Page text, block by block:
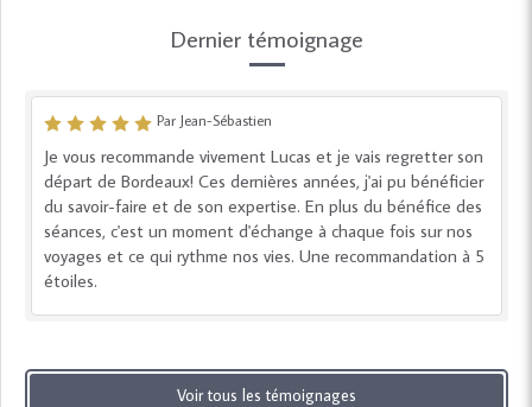
Dernier témoignage
Par Jean-Sébastien
Je vous recommande vivement Lucas et je vais regretter son
départ de Bordeaux! Ces dernières années, j'ai pu bénéficier
du savoir-faire et de son expertise. En plus du bénéfice des
séances, c'est un moment d'échange à chaque fois sur nos
voyages et ce qui rythme nos vies. Une recommandation à 5
étoiles.
Voir tous les témoignages